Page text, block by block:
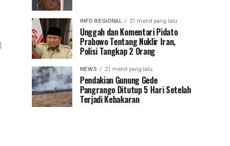
INFO REGIONAL 21 menit yang lalu
Unggah dan Komentari Pidato
Prabowo Tentang Nuklir Iran,
Polisi Tangkap 2 Orang
NEWS 21 menit yang lalu
Pendakian Gunung Gede
Pangrango Ditutup 5 Hari Setelah
Terjadi Kebakaran